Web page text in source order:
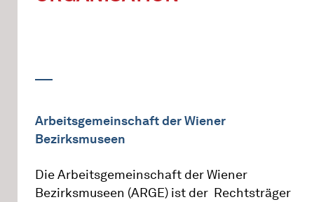
Arbeitsgemeinschaft der Wiener
Bezirksmuseen
Die Arbeitsgemeinschaft der Wiener
Bezirksmuseen (ARGE) ist der Rechtsträger